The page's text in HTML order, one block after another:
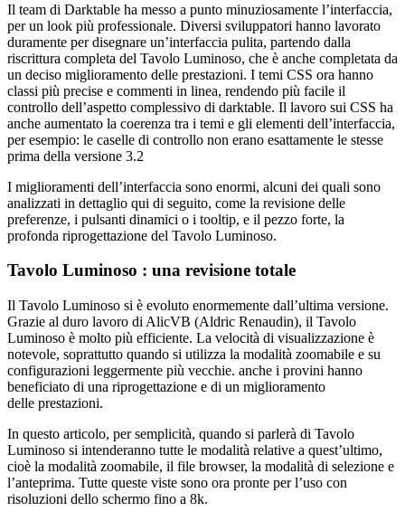
Il team di Darktable ha messo a punto minuziosamente l’interfaccia,
per un look più professionale. Diversi sviluppatori hanno lavorato
duramente per disegnare un’interfaccia pulita, partendo dalla
riscrittura completa del Tavolo Luminoso, che è anche completata da
un deciso miglioramento delle prestazioni. I temi CSS ora hanno
classi più precise e commenti in linea, rendendo più facile il
controllo dell’aspetto complessivo di darktable. Il lavoro sui CSS ha
anche aumentato la coerenza tra i temi e gli elementi dell’interfaccia,
per esempio: le caselle di controllo non erano esattamente le stesse
prima della versione 3.2
I miglioramenti dell’interfaccia sono enormi, alcuni dei quali sono
analizzati in dettaglio qui di seguito, come la revisione delle
preferenze, i pulsanti dinamici o i tooltip, e il pezzo forte, la
profonda riprogettazione del Tavolo Luminoso.
Tavolo Luminoso : una revisione totale
Il Tavolo Luminoso si è evoluto enormemente dall’ultima versione.
Grazie al duro lavoro di AlicVB (Aldric Renaudin), il Tavolo
Luminoso è molto più efficiente. La velocità di visualizzazione è
notevole, soprattutto quando si utilizza la modalità zoomabile e su
configurazioni leggermente più vecchie. anche i provini hanno
beneficiato di una riprogettazione e di un miglioramento
delle prestazioni.
In questo articolo, per semplicità, quando si parlerà di Tavolo
Luminoso si intenderanno tutte le modalità relative a quest’ultimo,
cioè la modalità zoomabile, il file browser, la modalità di selezione e
l’anteprima. Tutte queste viste sono ora pronte per l’uso con
risoluzioni dello schermo fino a 8k.